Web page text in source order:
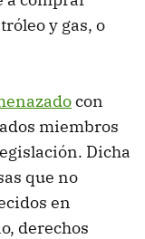
y gas, o
con
miembros
Dicha
que no
en
derechos